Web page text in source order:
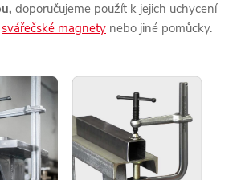
doporučujeme použít k jejich uchycení
svářečské magnety nebo jiné pomůcky.